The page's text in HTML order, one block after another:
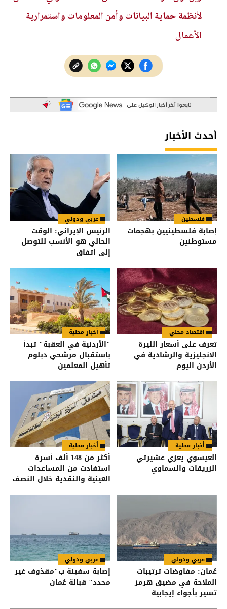
لأنظمة حماية البيانات وأمن المعلومات واستمرارية
الأعمال
أحدث الأخبار
فلسطين
إصابة فلسطينيين بهجمات
مستوطنين
عربي ودولي
الرئيس الإيراني: الوقت
الحالي هو الأنسب للتوصل
إلى اتفاق
اقتصاد محلي
تعرف على أسعار الليرة
الانجليزية والرشادية في
الأردن اليوم
أخبار محلية
"الأردنية في العقبة" تبدأ
باستقبال مرشحي دبلوم
تأهيل المعلمين
أخبار محلية
العيسوي يعزي عشيرتي
الزريقات والسماوي
أخبار محلية
أكثر من 148 ألف أسرة
استفادت من المساعدات
العينية والنقدية خلال النصف
عربي ودولي
عُمان: مفاوضات ترتيبات
الملاحة في مضيق هرمز
تسير بأجواء إيجابية
عربي ودولي
إصابة سفينة ب"مقذوف غير
محدد" قبالة عُمان